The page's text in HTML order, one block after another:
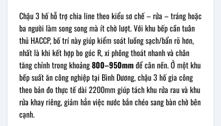
Chậu 3 hố hỗ trợ chia line theo kiểu sơ chế – rửa – tráng hoặc
ba người làm song song mà ít chờ lượt. Với khu bếp cần tuân
thủ HACCP, bố trí này giúp kiểm soát luồng sạch/bẩn rõ hơn,
nhất là khi kết hợp bo góc R, xi phông thoát nhanh và chân
tăng chỉnh trong khoảng800–950mmđể cân nền. Ở một khu
bếp suất ăn công nghiệp tại Bình Dương, chậu 3 hố gia công
theo bản đo thực tế dài 2200mm giúp tách khu rửa rau và khu
rửa khay riêng, giảm hẳn việc nước bắn chéo sang bàn chờ bên
cạnh.